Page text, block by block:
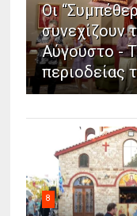
Οι
συνεχίζουν
Αύγουστο -
περιοδείας
8